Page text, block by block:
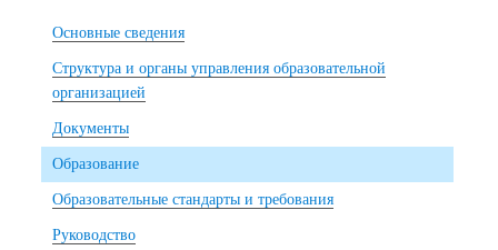
Основные сведения
Структура и органы управления образовательной
организацией
Документы
Образование
Образовательные стандарты и требования
Руководство